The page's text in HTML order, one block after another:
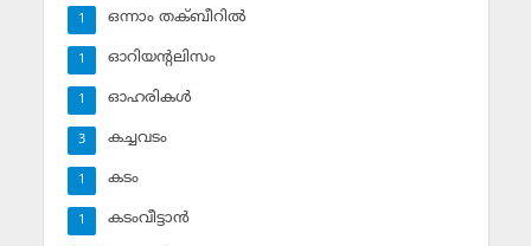
ഒന്നാം തക്ബീറില്‍
1
ഓറിയന്റലിസം
1
ഓഹരികള്‍
1
കച്ചവടം
3
കടം
1
കടംവീട്ടാന്‍
1